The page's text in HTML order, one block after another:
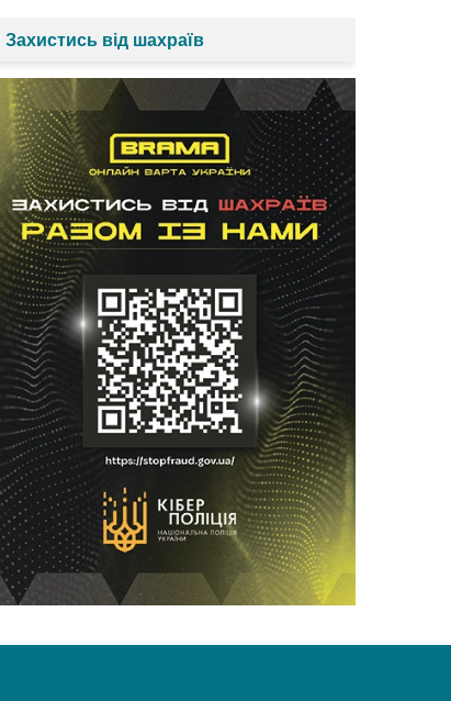
Захистись від шахраїв